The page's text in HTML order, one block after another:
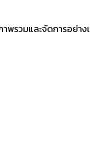
พรวมและจัดการอย่าง